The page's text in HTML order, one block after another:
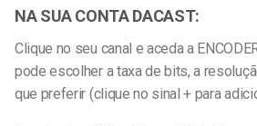
NA SUA CONTA DACAST:
Clique no seu canal e aceda a
pode escolher a taxa de bits, a
que preferir (clique no sinal + para